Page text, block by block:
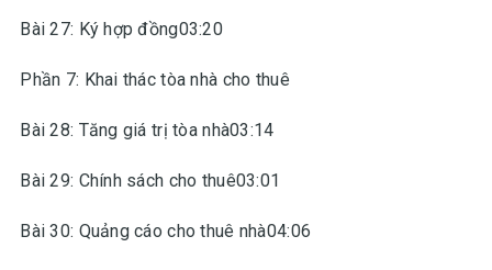
Bài 27: Ký hợp đồng03:20
Phần 7: Khai thác tòa nhà cho thuê
Bài 28: Tăng giá trị tòa nhà03:14
Bài 29: Chính sách cho thuê03:01
Bài 30: Quảng cáo cho thuê nhà04:06